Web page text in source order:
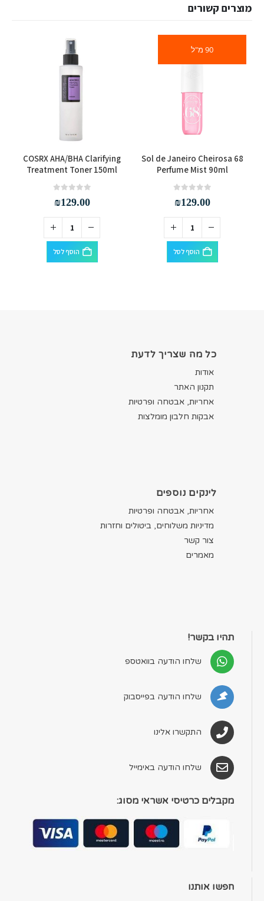
מוצרים קשורים
90 מ"ל
Sol de Janeiro Cheirosa 68
Perfume Mist 90ml
₪129.00
הוסף לסל
COSRX AHA/BHA Clarifying
Treatment Toner 150ml
₪129.00
הוסף לסל
כל מה שצריך לדעת
אודות
תקנון האתר
אחריות, אבטחה ופרטיות
אבקות חלבון מומלצות
לינקים נוספים
אחריות, אבטחה ופרטיות
מדיניות משלוחים, ביטולים וחזרות
צור קשר
מאמרים
תהיו בקשר!
שלחו הודעה בוואטספ
שלחו הודעה בפייסבוק
התקשרו אלינו
שלחו הודעה באימייל
מקבלים כרטיסי אשראי מסוג:
חפשו אותנו